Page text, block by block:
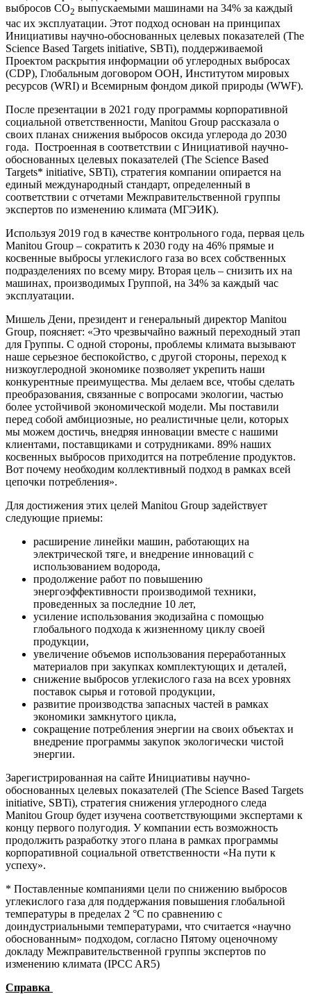
выбросов CO2 выпускаемыми машинами на 34% за каждый
час их эксплуатации. Этот подход основан на принципах
Инициативы научно-обоснованных целевых показателей (The
Science Based Targets initiative, SBTi), поддерживаемой
Проектом раскрытия информации об углеродных выбросах
(CDP), Глобальным договором ООН, Институтом мировых
ресурсов (WRI) и Всемирным фондом дикой природы (WWF).
После презентации в 2021 году программы корпоративной
социальной ответственности, Manitou Group рассказала о
своих планах снижения выбросов оксида углерода до 2030
года. Построенная в соответствии с Инициативой научно-
обоснованных целевых показателей (The Science Based
Targets* initiative, SBTi), стратегия компании опирается на
единый международный стандарт, определенный в
соответствии с отчетами Межправительственной группы
экспертов по изменению климата (МГЭИК).
Используя 2019 год в качестве контрольного года, первая цель
Manitou Group – сократить к 2030 году на 46% прямые и
косвенные выбросы углекислого газа во всех собственных
подразделениях по всему миру. Вторая цель – снизить их на
машинах, производимых Группой, на 34% за каждый час
эксплуатации.
Мишель Дени, президент и генеральный директор Manitou
Group, поясняет: «Это чрезвычайно важный переходный этап
для Группы. С одной стороны, проблемы климата вызывают
наше серьезное беспокойство, с другой стороны, переход к
низкоуглеродной экономике позволяет укрепить наши
конкурентные преимущества. Мы делаем все, чтобы сделать
преобразования, связанные с вопросами экологии, частью
более устойчивой экономической модели. Мы поставили
перед собой амбициозные, но реалистичные цели, которых
мы можем достичь, внедряя инновации вместе с нашими
клиентами, поставщиками и сотрудниками. 89% наших
косвенных выбросов приходится на потребление продуктов.
Вот почему необходим коллективный подход в рамках всей
цепочки потребления».
Для достижения этих целей Manitou Group задействует
следующие приемы:
расширение линейки машин, работающих на
электрической тяге, и внедрение инноваций с
использованием водорода,
продолжение работ по повышению
энергоэффективности производимой техники,
проведенных за последние 10 лет,
усиление использования экодизайна с помощью
глобального подхода к жизненному циклу своей
продукции,
увеличение объемов использования переработанных
материалов при закупках комплектующих и деталей,
снижение выбросов углекислого газа на всех уровнях
поставок сырья и готовой продукции,
развитие производства запасных частей в рамках
экономики замкнутого цикла,
сокращение потребления энергии на своих объектах и
внедрение программы закупок экологически чистой
энергии.
Зарегистрированная на сайте Инициативы научно-
обоснованных целевых показателей (The Science Based Targets
initiative, SBTi), стратегия снижения углеродного следа
Manitou Group будет изучена соответствующими экспертами к
концу первого полугодия. У компании есть возможность
продолжить разработку этого плана в рамках программы
корпоративной социальной ответственности «На пути к
успеху».
* Поставленные компаниями цели по снижению выбросов
углекислого газа для поддержания повышения глобальной
температуры в пределах 2 °C по сравнению с
доиндустриальными температурами, что считается «научно
обоснованным» подходом, согласно Пятому оценочному
докладу Межправительственной группы экспертов по
изменению климата (IPCC AR5)
Справка